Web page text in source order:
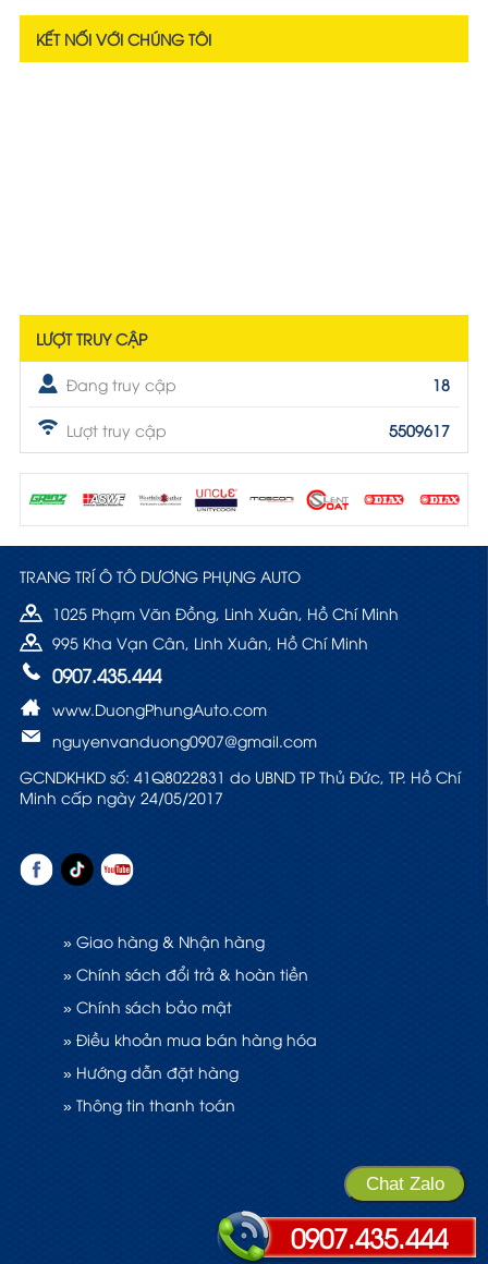
KẾT NỐI VỚI CHÚNG TÔI
LƯỢT TRUY CẬP
Đang truy cập 18
Lượt truy cập 5509617
TRANG TRÍ Ô TÔ DƯƠNG PHỤNG AUTO
1025 Phạm Văn Đồng, Linh Xuân, Hồ Chí Minh
995 Kha Vạn Cân, Linh Xuân, Hồ Chí Minh
0907.435.444
www.DuongPhungAuto.com
nguyenvanduong0907@gmail.com
GCNDKHKD số: 41Q8022831 do UBND TP Thủ Đức, TP. Hồ Chí
Minh cấp ngày 24/05/2017
» Giao hàng & Nhận hàng
» Chính sách đổi trả & hoàn tiền
» Chính sách bảo mật
» Điều khoản mua bán hàng hóa
» Hướng dẫn đặt hàng
» Thông tin thanh toán
0907.435.444
Chat Zalo